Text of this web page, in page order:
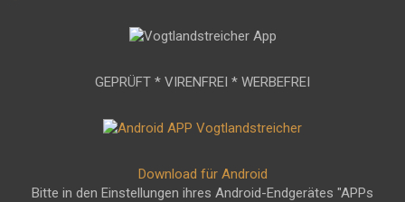
GEPRÜFT * VIRENFREI * WERBEFREI
Download für Android
Bitte in den Einstellungen ihres Android-Endgerätes "APPs